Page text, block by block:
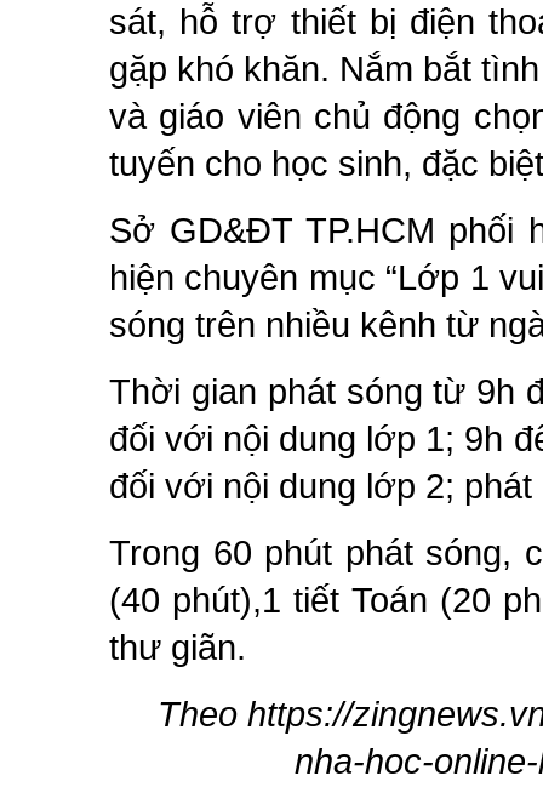
sát, hỗ trợ thiết bị điện
gặp khó khăn. Nắm bắt
và giáo viên chủ động
tuyến cho học sinh, đặc
Sở GD&ĐT TP.HCM phối
hiện chuyên mục “Lớp 1
sóng trên nhiều kênh từ
Thời gian phát sóng từ 9h
đối với nội dung lớp 1; 9h
đối với nội dung lớp 2;
Trong 60 phút phát sóng,
(40 phút),1 tiết Toán (20
thư giãn.
Theo https://
nha-hoc-